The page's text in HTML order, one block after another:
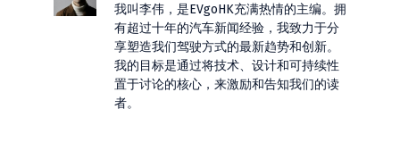
我叫李伟，是EVgoHK充满热情的主编。拥
有超过十年的汽车新闻经验，我致力于分
享塑造我们驾驶方式的最新趋势和创新。
我的目标是通过将技术、设计和可持续性
置于讨论的核心，来激励和告知我们的读
者。